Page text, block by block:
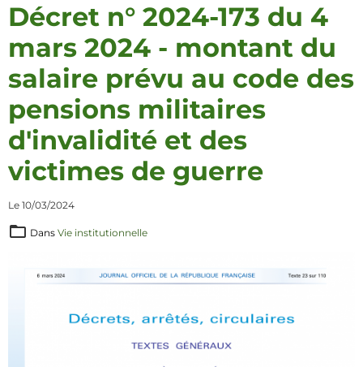
Décret n° 2024-173 du 4
mars 2024 - montant du
salaire prévu au code des
pensions militaires
d'invalidité et des
victimes de guerre
Le 10/03/2024
Dans Vie institutionnelle